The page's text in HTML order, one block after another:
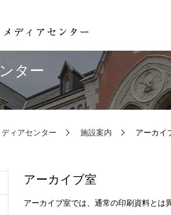
ター
ィアセンター 施設案内 アーカイ
アーカイブ室
アーカイブ室では、通常の印刷資料とは